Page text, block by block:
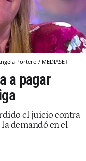
Portero / MEDIASET
a pagar
el juicio contra
demandó en el